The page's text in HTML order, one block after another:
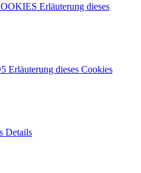
Erläuterung dieses
Erläuterung dieses Cookies
Details